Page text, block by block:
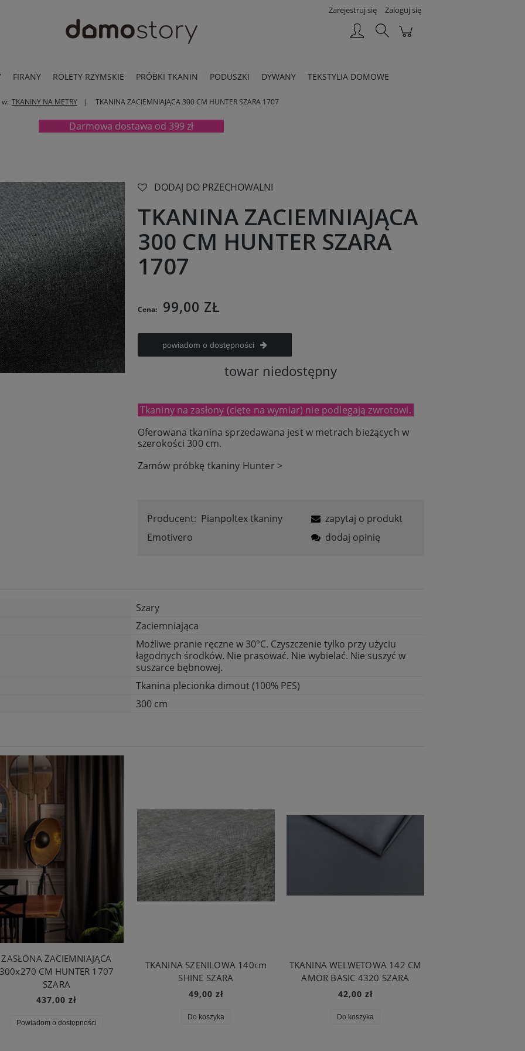
Zarejestruj się Zaloguj się
FIRANY ROLETY RZYMSKIE PRÓBKI TKANIN PODUSZKI DYWANY TEKSTYLIA DOMOWE
w: TKANINY NA METRY TKANINA ZACIEMNIAJĄCA 300 CM HUNTER SZARA 1707
Darmowa dostawa od 399 zł
DODAJ DO PRZECHOWALNI
TKANINA ZACIEMNIAJĄCA
300 CM HUNTER SZARA
1707
Cena: 99,00 ZŁ
powiadom o dostępności
towar niedostępny
Tkaniny na zasłony (cięte na wymiar) nie podlegają zwrotowi.
Oferowana tkanina sprzedawana jest w metrach bieżących w
szerokości 300 cm.
Zamów próbkę tkaniny Hunter >
Producent: Pianpoltex tkaniny
Emotivero
zapytaj o produkt
dodaj opinię
Szary
Zaciemniająca
Możliwe pranie ręczne w 30°C. Czyszczenie tylko przy użyciu
łagodnych środków. Nie prasować. Nie wybielać. Nie suszyć w
suszarce bębnowej.
Tkanina plecionka dimout (100% PES)
300 cm
ZASŁONA ZACIEMNIAJĄCA
CM HUNTER 1707
SZARA
437,00 zł
Powiadom o dostępności
TKANINA SZENILOWA 140cm
SHINE SZARA
49,00 zł
Do koszyka
TKANINA WELWETOWA 142 CM
AMOR BASIC 4320 SZARA
42,00 zł
Do koszyka